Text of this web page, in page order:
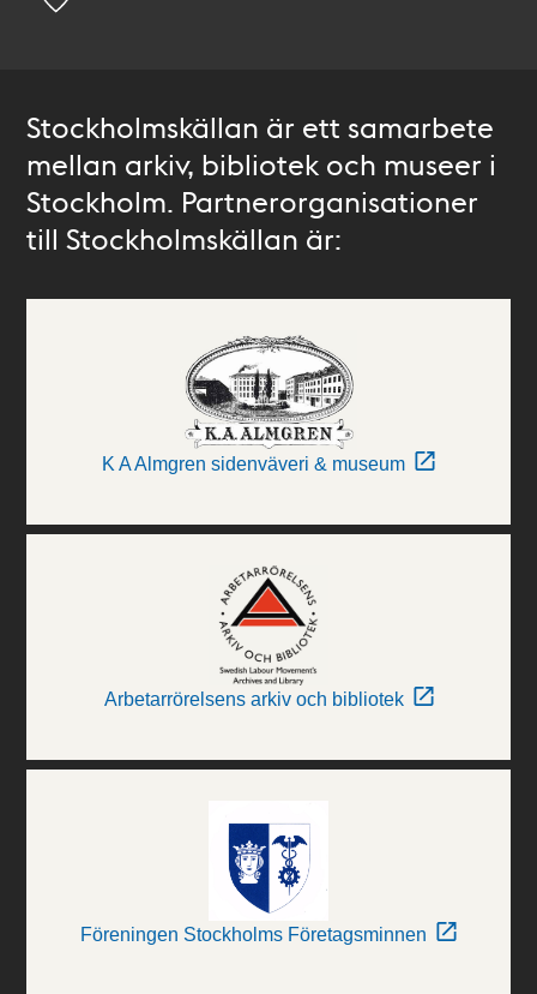
Stockholmskällan är ett samarbete
mellan arkiv, bibliotek och museer i
Stockholm. Partnerorganisationer
till Stockholmskällan är:
K A Almgren sidenväveri & museum
Arbetarrörelsens arkiv och bibliotek
Föreningen Stockholms Företagsminnen